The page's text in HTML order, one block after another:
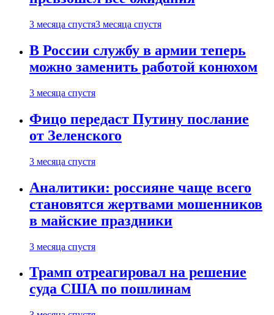
3 месяца спустя3 месяца спустя
В России службу в армии теперь
можно заменить работой конюхом
3 месяца спустя
Фицо передаст Путину послание
от Зеленского
3 месяца спустя
Аналитики: россияне чаще всего
становятся жертвами мошенников
в майские праздники
3 месяца спустя
Трамп отреагировал на решение
суда США по пошлинам